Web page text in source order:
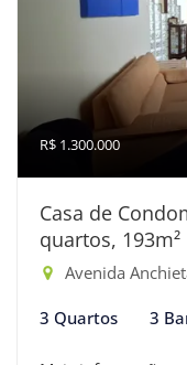
R$ 1.300.000
Casa de
quartos, 193m²
Avenida
3 Quartos 3